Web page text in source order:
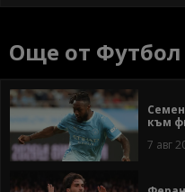
Още от Футбол
към
7 авг